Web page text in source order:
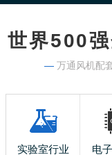
世界500
— 万通风机配
实验室行业 电